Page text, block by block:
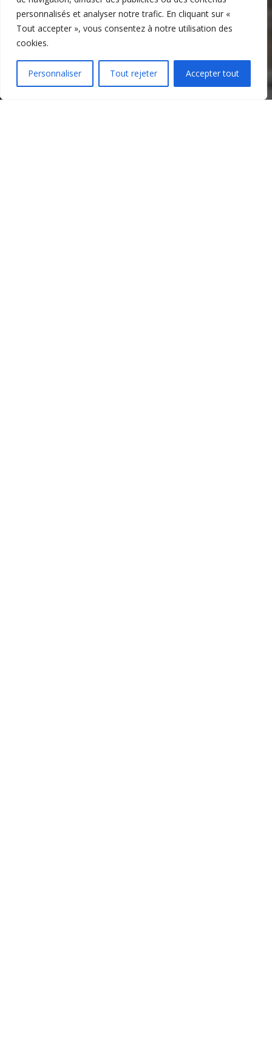
personnalisés et analyser notre trafic. En cliquant sur «
Tout accepter », vous consentez à notre utilisation des
cookies.
Personnaliser Tout rejeter Accepter tout